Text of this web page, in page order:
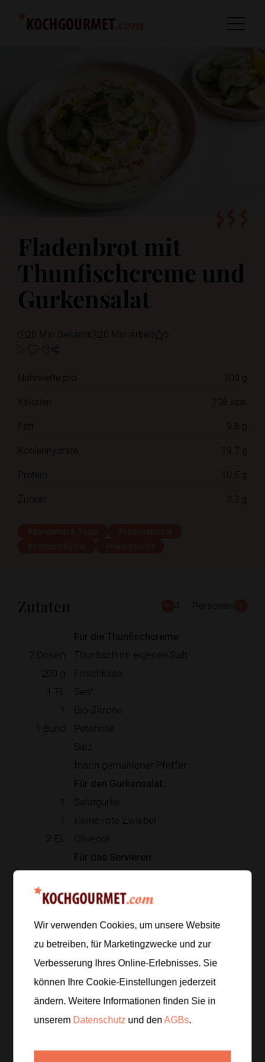
Fladenbrot mit
Thunfischcreme und
Gurkensalat
20 Min Gesamt 20 Min Arbeit 5
Nährwerte pro
100 g
Kalorien
208 kcal
Fett
9.8 g
Kohlenhydrate
19.7 g
Protein
10.5 g
Zucker
3.3 g
Zutaten 4 Personen
Für die Thunfischcreme:
2 Dosen
Thunfisch im eigenen Saft
200 g
Frischkäse
1 TL
Senf
1
Bio-Zitrone
1 Bund
Petersilie
Salz
frisch gemahlener Pfeffer
Für den Gurkensalat:
1
Salatgurke
1
kleine rote Zwiebel
2 EL Olivenöl
Für das Servieren:
4 kleine Fladenbrote
Zubereitung
Schritt 1/5
Thunfisch gut abtropfen lassen und mit einer Gabel
Wir verwenden Cookies, um unsere Website
zu betreiben, für Marketingzwecke und zur
Verbesserung Ihres Online-Erlebnisses. Sie
können Ihre Cookie-Einstellungen jederzeit
ändern. Weitere Informationen finden Sie in
unserem Datenschutz und denAGBs.